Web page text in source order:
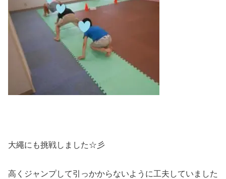
大繩にも挑戦しました☆彡
高くジャンプして引っかからないように工夫していました